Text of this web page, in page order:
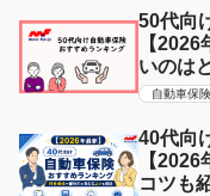
50代向
【
いのは
自動車保険
40代向
【
コツも